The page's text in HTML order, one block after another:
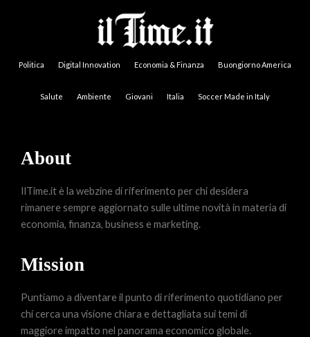
Politica Digital Innovation Economia & Finanza Buongiorno America
Salute Ambiente Giovani Italia Soccer Made in Italy
About
IlTime.it è la webzine di riferimento per chi desidera
rimanere sempre aggiornato sulle ultime novità in materia di
economia, finanza, business e marketing.
Mission
Puntiamo a diventare il punto di riferimento quotidiano per
chi cerca una visione chiara e dettagliata sui temi di
maggiore impatto nel panorama economico globale.